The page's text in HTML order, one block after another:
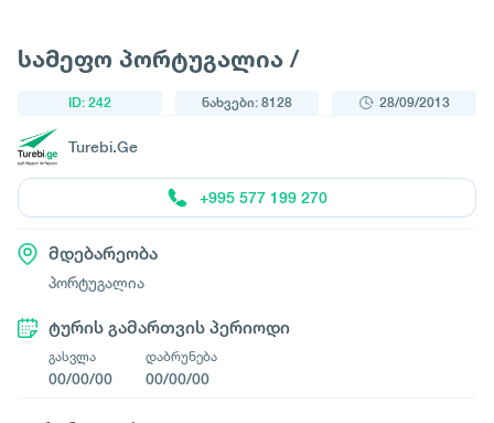
სამეფო პორტუგალია /
ID: 242 ნახვები: 8128 28/09/2013
Turebi.Ge
+995 577 199 270
მდებარეობა
პორტუგალია
ტურის გამართვის პერიოდი
გასვლა
00/00/00
დაბრუნება
00/00/00